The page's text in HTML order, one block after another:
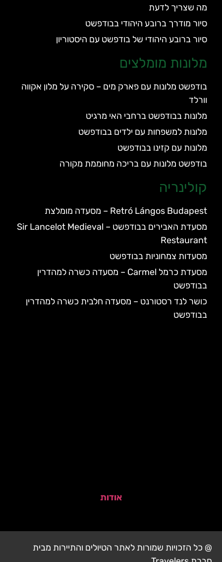
מה שצריך לדעת
סיור מודרך ברובע היהודי בבודפשט
סיור ברובע היהודי של בודפשט עם היסטוריון
מלונות מומלצים
בודפשט מלונות עם פארק מים – סקירה על מלון אקווה
וורלד
מלונות בבודפשט ברחבי האי מרגיט
מלונות למשפחות עם ילדים בבודפשט
מלונות עם קזינו בבודפשט
בודפשט מלונות עם בריכה מחוממת מקורה
קולינריה
Retró Lángos Budapest – מסעדה מומלצת
מסעדת האבירים בבודפשט – Sir Lancelot Medieval
Restaurant
מסעדות צמחוניות בבודפשט
מסעדת כרמל Carmel – מסעדה כשרה למהדרין
בבודפשט
כושר לנד רסטורנט – מסעדה חלבית כשרה למהדרין
בבודפשט
אודות
@ כל הזכויות שמורות לאתר הטיולים והתיירות מבית